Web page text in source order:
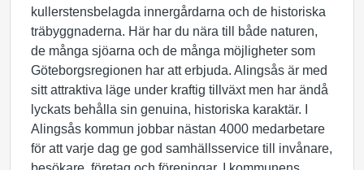
kullerstensbelagda innergårdarna och de historiska
träbyggnaderna. Här har du nära till både naturen,
de många sjöarna och de många möjligheter som
Göteborgsregionen har att erbjuda. Alingsås är med
sitt attraktiva läge under kraftig tillväxt men har ändå
lyckats behålla sin genuina, historiska karaktär. I
Alingsås kommun jobbar nästan 4000 medarbetare
för att varje dag ge god samhällsservice till invånare,